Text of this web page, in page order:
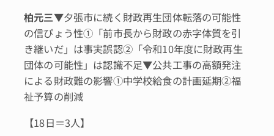
柏元三▼夕張市に続く財政再生団体転落の可能性
の信ぴょう性①「前市長から財政の赤字体質を引
き継いだ」は事実誤認②「令和10年度に財政再生
団体の可能性」は認識不足▼公共工事の高額発注
による財政難の影響①中学校給食の計画延期②福
祉予算の削減
【18日＝3人】